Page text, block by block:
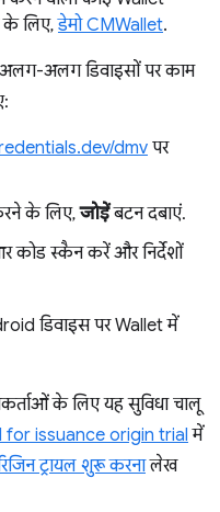
के लिए,डेमो CMWallet.
अलग डिवाइसों पर काम
dmv पर
के लिए,जोड़ेंबटन दबाएं.
कोड स्कैन करें और निर्देशों
डिवाइस पर Wallet में
के लिए यह सुविधा चालू
for issuance origin trial में
ट्रायल शुरू करनालेख